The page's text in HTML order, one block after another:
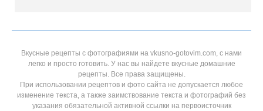
Вкусные рецепты с фотографиями на vkusno-gotovim.com, с нами
легко и просто готовить. У нас вы найдете вкусные домашние
рецепты. Все права защищены.
При использовании рецептов и фото сайта не допускается любое
изменение текста, а также заимствование текста и фотографий без
указания обязательной активной ссылки на первоисточник